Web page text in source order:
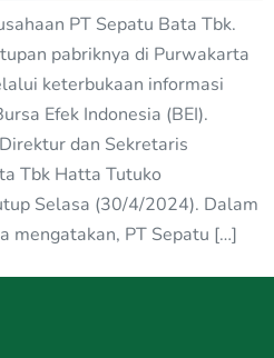
PT Sepatu Bata Tbk.
pabriknya di Purwakarta
keterbukaan informasi
Efek Indonesia (BEI).
dan Sekretaris
Tbk Hatta Tutuko
Selasa (30/4/2024). Dalam
mengatakan, PT Sepatu […]